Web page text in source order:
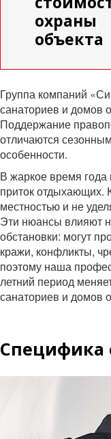
охраны
объекта
Группа компаний
санаториев и домов
Поддержание
отличаются
особенности.
В жаркое время
приток отдыхающих.
местностью и не
Эти нюансы влияют
обстановки: могут
кражи, конфликты,
поэтому наша
летний период
санаториев и домов
Специфика